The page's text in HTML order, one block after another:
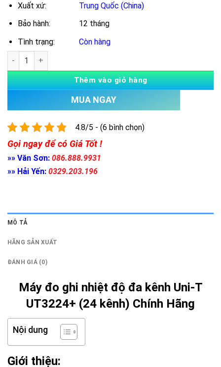
Xuất xứ:
Trung Quốc (China)
Bảo hành:
12 tháng
Tình trạng:
Còn hàng
Số lượng
Thêm vào giỏ hàng
MUA NGAY
4.8/5 - (6 bình chọn)
Gọi ngay để có Giá Tốt !
»» Văn Sơn: 086.888.9931
»» Hải Yến: 0329.203.196
MÔ TẢ
HÃNG SẢN XUẤT
ĐÁNH GIÁ (0)
Máy đo ghi nhiệt độ đa kênh Uni-T
UT3224+ (24 kênh) Chính Hãng
Nội dung
Giới thiệu: